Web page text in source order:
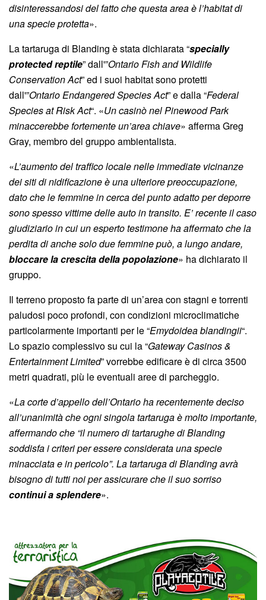
disinteressandosi del fatto che questa area è l’habitat di
una specie protetta».
La tartaruga di Blanding è stata dichiarata “specially
protected reptile” dall'”Ontario Fish and Wildlife
Conservation Act” ed i suoi habitat sono protetti
dall'”Ontario Endangered Species Act” e dalla “Federal
Species at Risk Act“. «Un casinò nel Pinewood Park
minaccerebbe fortemente un’area chiave» afferma Greg
Gray, membro del gruppo ambientalista.
«L’aumento del traffico locale nelle immediate vicinanze
dei siti di nidificazione è una ulteriore preoccupazione,
dato che le femmine in cerca del punto adatto per deporre
sono spesso vittime delle auto in transito. E’ recente il caso
giudiziario in cui un esperto testimone ha affermato che la
perdita di anche solo due femmine può, a lungo andare,
bloccare la crescita della popolazione» ha dichiarato il
gruppo.
Il terreno proposto fa parte di un’area con stagni e torrenti
paludosi poco profondi, con condizioni microclimatiche
particolarmente importanti per le “Emydoidea blandingii“.
Lo spazio complessivo su cui la “Gateway Casinos &
Entertainment Limited” vorrebbe edificare è di circa 3500
metri quadrati, più le eventuali aree di parcheggio.
«La corte d’appello dell’Ontario ha recentemente deciso
all’unanimità che ogni singola tartaruga è molto importante,
affermando che “il numero di tartarughe di Blanding
soddisfa i criteri per essere considerata una specie
minacciata e in pericolo”. La tartaruga di Blanding avrà
bisogno di tutti noi per assicurare che il suo sorriso
continui a splendere».